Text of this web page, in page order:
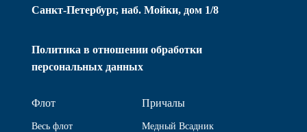
Санкт-Петербург, наб. Мойки, дом 1/8
Политика в отношении обработки
персональных данных
Флот
Весь флот
Причалы
Медный Всадник